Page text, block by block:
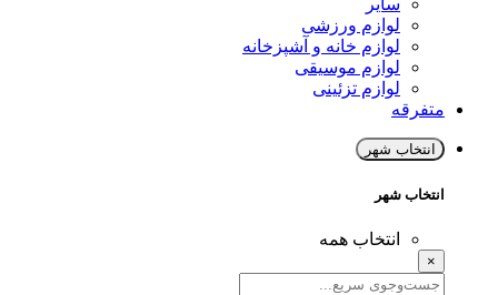
سایر
لوازم ورزشی
لوازم خانه و آشپزخانه
لوازم موسیقی
لوازم تزئینی
متفرقه
انتخاب شهر
انتخاب شهر
انتخاب همه